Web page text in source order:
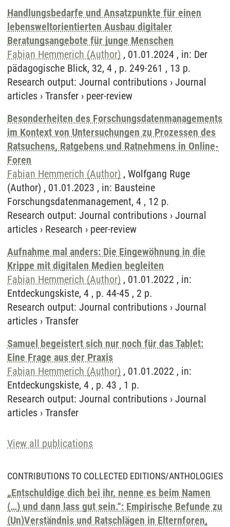
Handlungsbedarfe und Ansatzpunkte für einen
lebensweltorientierten Ausbau digitaler
Beratungsangebote für junge Menschen
Fabian Hemmerich (Author) , 01.01.2024 , in: Der
pädagogische Blick, 32, 4 , p. 249-261 , 13 p.
Research output: Journal contributions › Journal
articles › Transfer › peer-review
Besonderheiten des Forschungsdatenmanagements
im Kontext von Untersuchungen zu Prozessen des
Ratsuchens, Ratgebens und Ratnehmens in Online-
Foren
Fabian Hemmerich (Author) , Wolfgang Ruge
(Author) , 01.01.2023 , in: Bausteine
Forschungsdatenmanagement, 4 , 12 p.
Research output: Journal contributions › Journal
articles › Research › peer-review
Aufnahme mal anders: Die Eingewöhnung in die
Krippe mit digitalen Medien begleiten
Fabian Hemmerich (Author) , 01.01.2022 , in:
Entdeckungskiste, 4 , p. 44-45 , 2 p.
Research output: Journal contributions › Journal
articles › Transfer
Samuel begeistert sich nur noch für das Tablet:
Eine Frage aus der Praxis
Fabian Hemmerich (Author) , 01.01.2022 , in:
Entdeckungskiste, 4 , p. 43 , 1 p.
Research output: Journal contributions › Journal
articles › Transfer
View all publications
CONTRIBUTIONS TO COLLECTED EDITIONS/ANTHOLOGIES
„Entschuldige dich bei ihr, nenne es beim Namen
(…) und dann lass gut sein.“: Empirische Befunde zu
(Un)Verständnis und Ratschlägen in Elternforen,